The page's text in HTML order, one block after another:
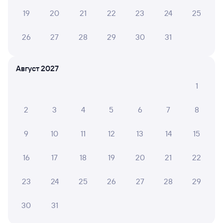
19 20 21 22 23 24 25
26 27 28 29 30 31
Август 2027
1
2 3 4 5 6 7 8
9 10 11 12 13 14 15
16 17 18 19 20 21 22
23 24 25 26 27 28 29
30 31